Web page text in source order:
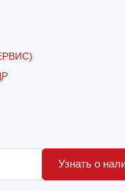
Узнать о